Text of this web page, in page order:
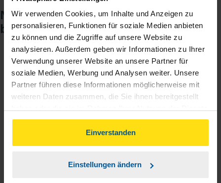
Wir verwenden Cookies, um Inhalte und Anzeigen zu
personalisieren, Funktionen für soziale Medien anbieten
zu können und die Zugriffe auf unsere Website zu
analysieren. Außerdem geben wir Informationen zu Ihrer
Verwendung unserer Website an unsere Partner für
soziale Medien, Werbung und Analysen weiter. Unsere
Partner führen diese Informationen möglicherweise mit
weiteren Daten zusammen, die Sie ihnen bereitgestellt
gesammelt haben. Indem Sie auf Einverstanden klicken,
können Sie der Verwendung von Cookies, gemäß
unserer
Einverstanden
Einstellungen ändern
Noch keinen Zugang? So einfach
beantragen Sie ihn.
1
Sie teilen mir mit, dass Sie MeineVLH nutzen
wollen.
2
3 Sie erhalten von mir Ihr Einmal-Passwort.